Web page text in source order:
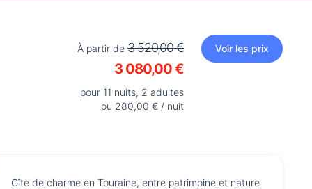
À partir de 3 520,00 €
3 080,00 €
pour 11 nuits, 2 adultes
ou 280,00 € / nuit
Voir les prix
Gîte de charme en Touraine, entre patrimoine et nature